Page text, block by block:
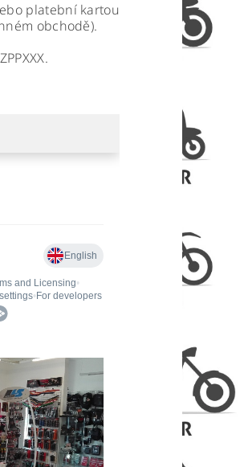
platební kartou
obchodě).
.